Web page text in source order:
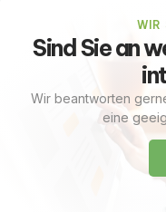
WIR
Sind Sie an
Wir beantworten
eine